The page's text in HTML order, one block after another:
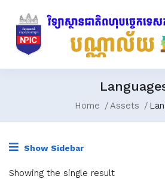
Home Assets
Show Sidebar
Showing the single result